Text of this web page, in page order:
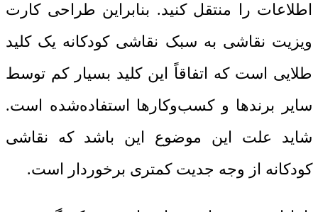
اطلاعات را منتقل کنید. بنابراین طراحی کارت
ویزیت نقاشی به سبک نقاشی کودکانه یک کلید
طلایی است که اتفاقاً این کلید بسیار کم توسط
سایر برندها و کسب‌وکارها استفاده‌شده است.
شاید علت این موضوع این باشد که نقاشی
کودکانه از وجه جدیت کمتری برخوردار است.